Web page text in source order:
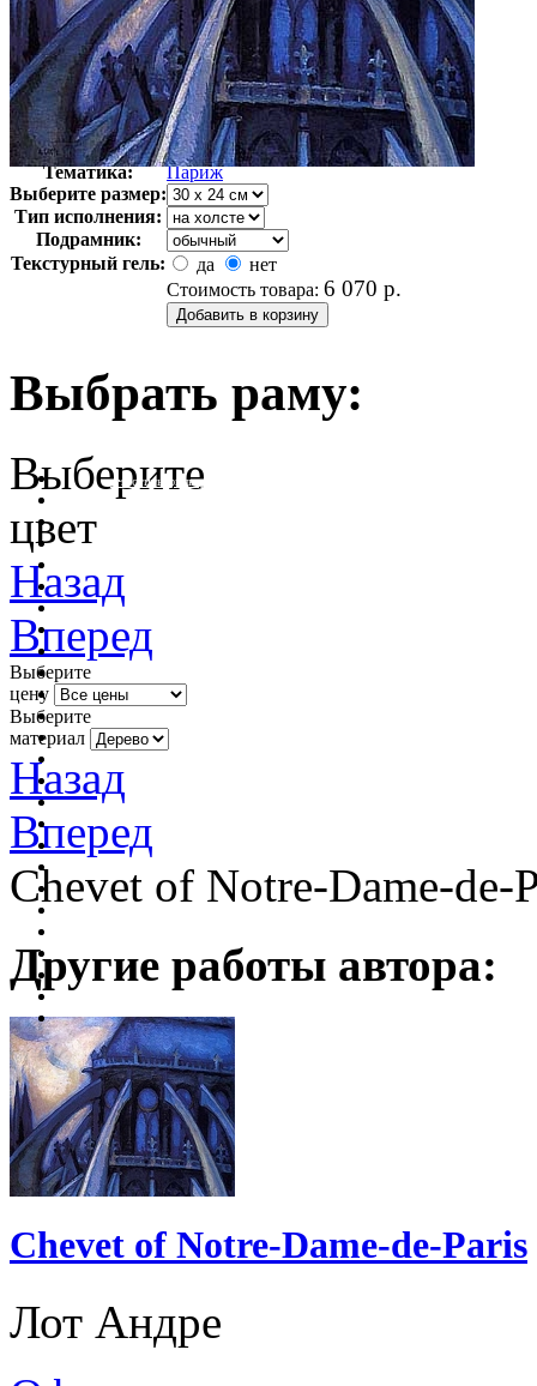
Автор:
Лот Андре
Арт-стиль
Французская живопись
Тематика:
Париж
Выберите размер:
Тип исполнения:
Подрамник:
Текстурный гель:
да
нет
Стоимость товара: 6 070 р.
Выбрать раму:
очистить фильтр цвета
Выберите
цвет
Назад
Вперед
Выберите
цену
Выберите
материал
Назад
Вперед
Chevet of Notre-Dame-de-
Другие работы автора:
Chevet of Notre-Dame-de-Paris
Лот Андре